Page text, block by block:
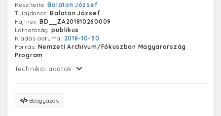
Készítette:Balaton József
Tulajdonos:Balaton József
Fájlnév:BD__ZA201810260009
Láthatóság:publikus
Kiadás dátuma: 2018-10-30
Forrás: Nemzeti Archívum/Fókuszban Magyarország
Program
Technikai adatok:
Beágyazás